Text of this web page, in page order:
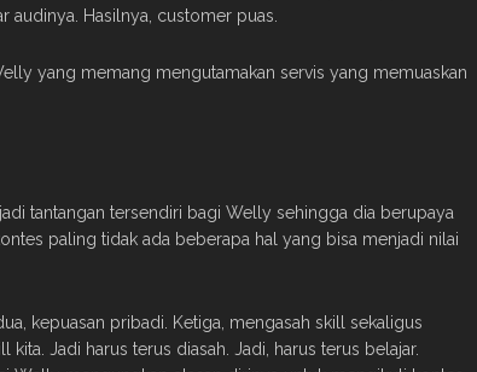
Hasilnya, customer puas.
yang memang mengutamakan servis yang memuaskan
tantangan tersendiri bagi Welly sehingga dia berupaya
paling tidak ada beberapa hal yang bisa menjadi nilai
kepuasan pribadi. Ketiga, mengasah skill sekaligus
kita. Jadi harus terus diasah. Jadi, harus terus belajar.